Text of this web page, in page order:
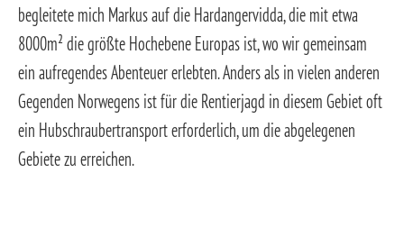
begleitete mich Markus auf die Hardangervidda, die mit etwa
8000m² die größte Hochebene Europas ist, wo wir gemeinsam
ein aufregendes Abenteuer erlebten. Anders als in vielen anderen
Gegenden Norwegens ist für die Rentierjagd in diesem Gebiet oft
ein Hubschraubertransport erforderlich, um die abgelegenen
Gebiete zu erreichen.